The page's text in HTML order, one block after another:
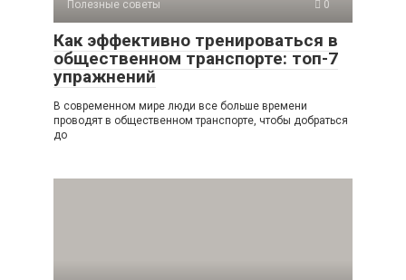
Полезные советы 0
Как эффективно тренироваться в
общественном транспорте: топ-7
упражнений
В современном мире люди все больше времени
проводят в общественном транспорте, чтобы добраться
до